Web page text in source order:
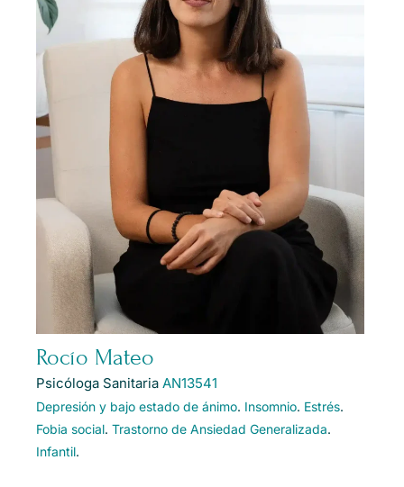
Rocío Mateo
Psicóloga Sanitaria AN13541
Depresión y bajo estado de ánimo. Insomnio. Estrés.
Fobia social. Trastorno de Ansiedad Generalizada.
Infantil.